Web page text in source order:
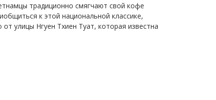
традиционно смягчают свой кофе
к этой национальной классике,
улицы Нгуен Тхиен Туат, которая известна